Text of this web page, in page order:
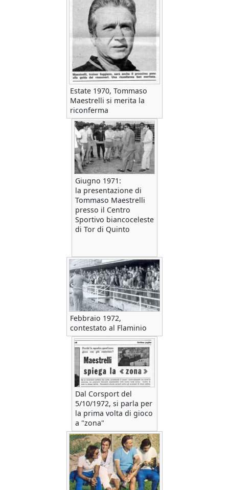
Estate 1970, Tommaso
Maestrelli si merita la
riconferma
Giugno 1971:
la presentazione di
Tommaso Maestrelli
presso il Centro
Sportivo biancoceleste
di Tor di Quinto
Febbraio 1972,
contestato al Flaminio
Dal Corsport del
5/10/1972, si parla per
la prima volta di gioco
a "zona"